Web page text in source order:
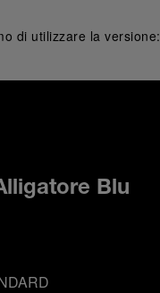
di utilizzare la versione:
Blu